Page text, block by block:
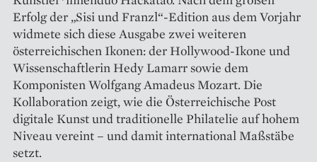
Erfolg der „Sisi und Franzl“-Edition aus dem Vorjahr
widmete sich diese Ausgabe zwei weiteren
österreichischen Ikonen: der Hollywood-Ikone und
Wissenschaftlerin Hedy Lamarr sowie dem
Komponisten Wolfgang Amadeus Mozart. Die
Kollaboration zeigt, wie die Österreichische Post
digitale Kunst und traditionelle Philatelie auf hohem
Niveau vereint – und damit international Maßstäbe
setzt.